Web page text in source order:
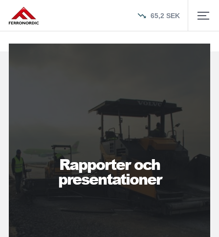
Rapporter och
presentationer
65,2 SEK